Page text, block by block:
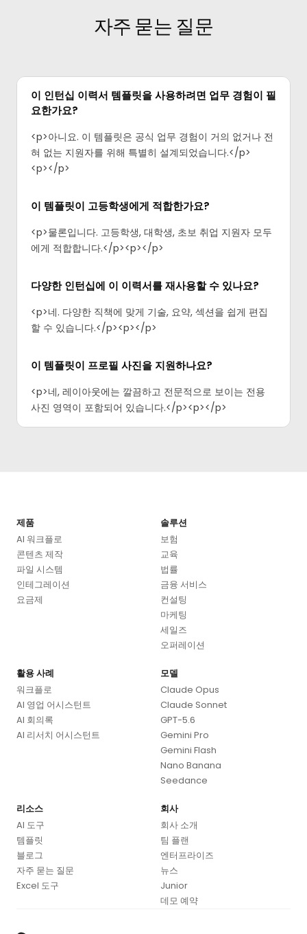
자주 묻는 질문
이 인턴십 이력서 템플릿을 사용하려면 업무 경험이 필
요한가요?
<p>아니요. 이 템플릿은 공식 업무 경험이 거의 없거나 전
혀 없는 지원자를 위해 특별히 설계되었습니다.</p>
<p>‍</p>
이 템플릿이 고등학생에게 적합한가요?
<p>물론입니다. 고등학생, 대학생, 초보 취업 지원자 모두
에게 적합합니다.</p><p>‍</p>
다양한 인턴십에 이 이력서를 재사용할 수 있나요?
<p>네. 다양한 직책에 맞게 기술, 요약, 섹션을 쉽게 편집
할 수 있습니다.</p><p>‍</p>
이 템플릿이 프로필 사진을 지원하나요?
<p>네, 레이아웃에는 깔끔하고 전문적으로 보이는 전용
사진 영역이 포함되어 있습니다.</p><p>‍</p>
제품
AI 워크플로
콘텐츠 제작
파일 시스템
인테그레이션
요금제
솔루션
보험
교육
법률
금융 서비스
컨설팅
마케팅
세일즈
오퍼레이션
활용 사례
워크플로
AI 영업 어시스턴트
AI 회의록
AI 리서치 어시스턴트
모델
Claude Opus
Claude Sonnet
GPT-5.6
Gemini Pro
Gemini Flash
Nano Banana
Seedance
리소스
AI 도구
템플릿
블로그
자주 묻는 질문
Excel 도구
회사
회사 소개
팀 플랜
엔터프라이즈
뉴스
Junior
데모 예약